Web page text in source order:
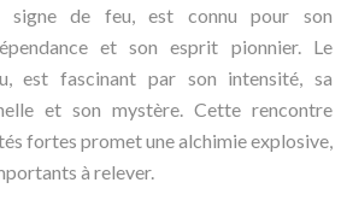
signe de feu, est connu pour son
et son esprit pionnier. Le
est fascinant par son intensité, sa
et son mystère. Cette rencontre
fortes promet une alchimie explosive,
à relever.